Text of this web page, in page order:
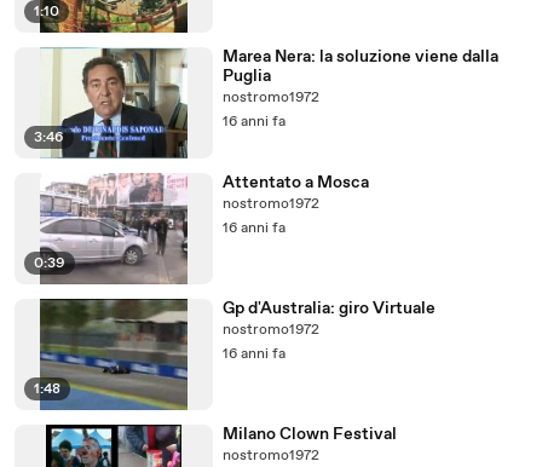
1:10
3:46
Marea Nera: la soluzione viene dalla
Puglia
nostromo1972
16 anni fa
0:39
Attentato a Mosca
nostromo1972
16 anni fa
1:48
Gp d'Australia: giro Virtuale
nostromo1972
16 anni fa
Milano Clown Festival
nostromo1972